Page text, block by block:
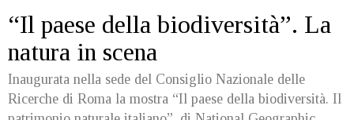
“Il paese della biodiversità”. La
natura in scena
Inaugurata nella sede del Consiglio Nazionale delle
Ricerche di Roma la mostra “Il paese della biodiversità. Il